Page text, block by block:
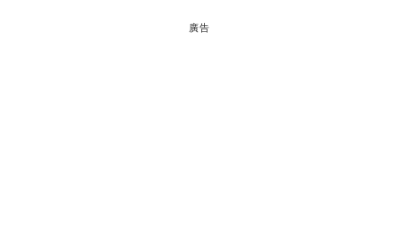
廣告